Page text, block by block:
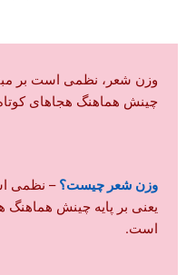
شعر، نظمی است بر مبنای کمّیت
هماهنگ هجاهای کوتاه و بلند
شعر چیست؟ – نظمی است بر
بر پایه چینش هماهنگ هجاهای